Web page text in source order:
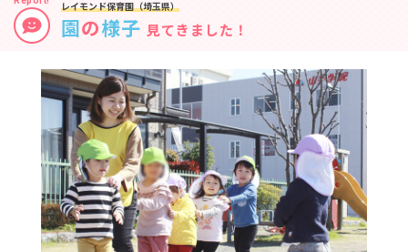
レイモンド保育園（埼玉県）
園 の様子 見てきました！